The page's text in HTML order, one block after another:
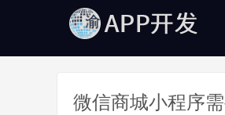
微信商城小程序